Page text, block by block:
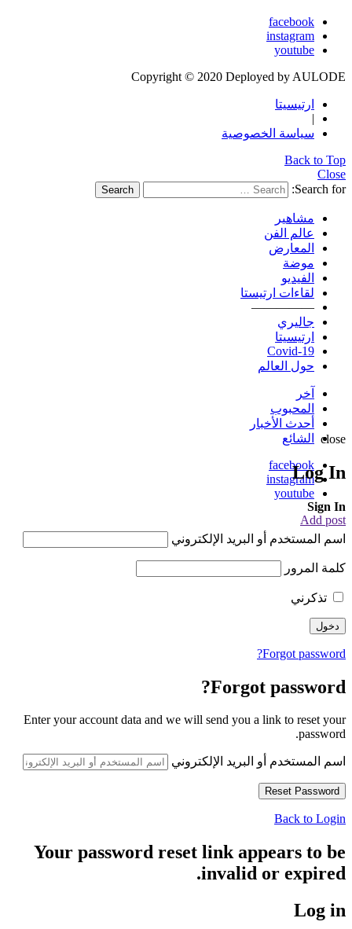
facebook
instagram
youtube
Copyright © 2020 Deployed by AULODE
ارتيسيتا
|
سياسة الخصوصية
Back to Top
Close
Search for:
Search
مشاهير
عالم الفن
المعارض
موضة
الفيديو
لقاءات ارتيستا
—————
جاليري
ارتيسيتا
Covid-19
حول العالم
آخر
المحبوب
أحدث الأخبار
الشائع
facebook
instagram
youtube
Add post
close
Log In
Sign In
اسم المستخدم أو البريد الإلكتروني
كلمة المرور
تذكرني
Forgot password?
Forgot password?
Enter your account data and we will send you a link to reset your
password.
اسم المستخدم أو البريد الإلكتروني
Back to Login
Your password reset link appears to be
invalid or expired.
Log in